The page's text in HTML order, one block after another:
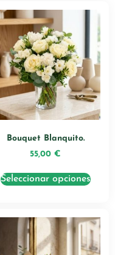
Bouquet Blanquito.
55,00 €
Seleccionar opciones